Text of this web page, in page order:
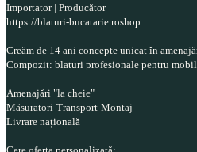
Importator | Producător
https://blaturi-bucatarie.roshop
Creăm de 14 ani concepte unicat în
Compozit: blaturi profesionale pentru
Amenajări "la cheie"
Măsuratori-Transport-Montaj
Livrare națională